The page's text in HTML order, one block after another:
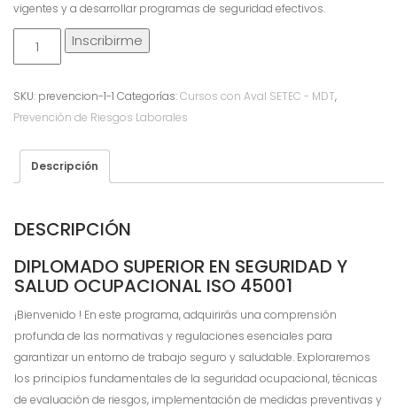
vigentes y a desarrollar programas de seguridad efectivos.
Diplomado
Seguridad
y
Ocupacional
ISO
cantidad
Inscribirme
SKU: prevencion-1-1 Categorías:Cursos con Aval SETEC - MDT,
Prevención de Riesgos Laborales
Descripción
DESCRIPCIÓN
DIPLOMADO SUPERIOR EN SEGURIDAD Y
SALUD OCUPACIONAL ISO 45001
¡Bienvenido ! En este programa, adquirirás una comprensión
profunda de las normativas y regulaciones esenciales para
garantizar un entorno de trabajo seguro y saludable. Exploraremos
los principios fundamentales de la seguridad ocupacional, técnicas
de evaluación de riesgos, implementación de medidas preventivas y